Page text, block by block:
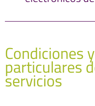
Condiciones
particulares
servicios